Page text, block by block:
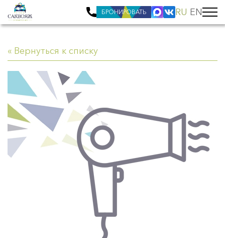
БРОНИРОВАТЬ RU EN
« Вернуться к списку